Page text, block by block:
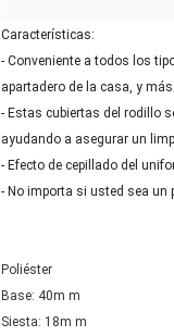
Características:
- Conveniente a todos los
apartadero de la casa, y
- Estas cubiertas del rodillo
ayudando a asegurar un
- Efecto de cepillado del
- No importa si usted sea un
Poliéster
Base: 40m m
Siesta: 18m m